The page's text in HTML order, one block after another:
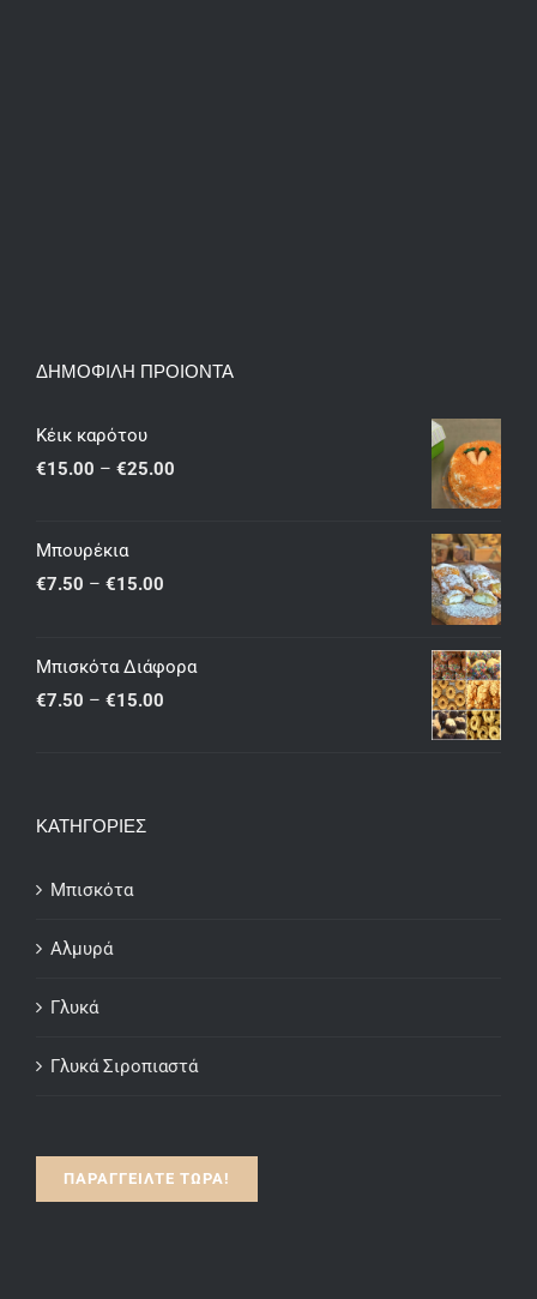
ΔΗΜΟΦΙΛΗ ΠΡΟΙΟΝΤΑ
Κέικ καρότου
€15.00 – €25.00
Μπουρέκια
€7.50 – €15.00
Μπισκότα Διάφορα
€7.50 – €15.00
ΚΑΤΗΓΟΡΙΕΣ
Μπισκότα
Αλμυρά
Γλυκά
Γλυκά Σιροπιαστά
ΠΑΡΑΓΓΕΙΛΤΕ ΤΩΡΑ!